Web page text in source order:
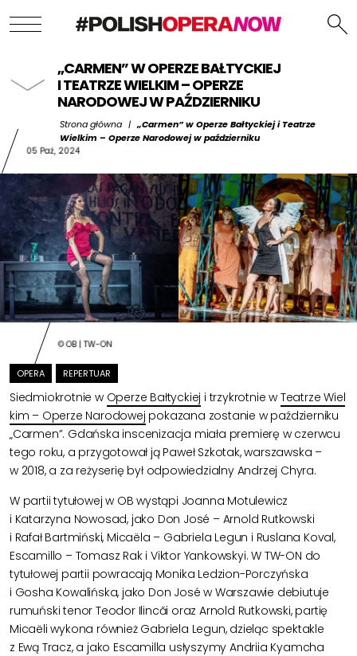
„CARMEN” W OPERZE BAŁTYCKIEJ
I TEATRZE WIELKIM – OPERZE
NARODOWEJ W PAŹDZIERNIKU
Strona główna | „Carmen” w Operze Bałtyckiej i Teatrze
Wielkim – Operze Narodowej w październiku
05 Paź, 2024
© OB | TW-ON
OPERA REPERTUAR
Siedmiokrotnie w Operze Bałtyckiej i trzykrotnie w Teatrze Wiel
kim – Operze Narodowej pokazana zostanie w październiku
„Carmen”. Gdańska inscenizacja miała premierę w czerwcu
tego roku, a przygotował ją Paweł Szkotak, warszawska –
w 2018, a za reżyserię był odpowiedzialny Andrzej Chyra.
W partii tytułowej w OB wystąpi Joanna Motulewicz
i Katarzyna Nowosad, jako Don José – Arnold Rutkowski
i Rafał Bartmiński, Micaëla – Gabriela Legun i Ruslana Koval,
Escamillo – Tomasz Rak i Viktor Yankowskyi. W TW-ON do
tytułowej partii powracają Monika Ledzion-Porczyńska
i Gosha Kowalińska, jako Don José w Warszawie debiutuje
rumuński tenor Teodor Ilincăi oraz Arnold Rutkowski, partię
Micaëli wykona również Gabriela Legun, dzieląc spektakle
z Ewą Tracz, a jako Escamilla usłyszymy Andriia Kyamcha